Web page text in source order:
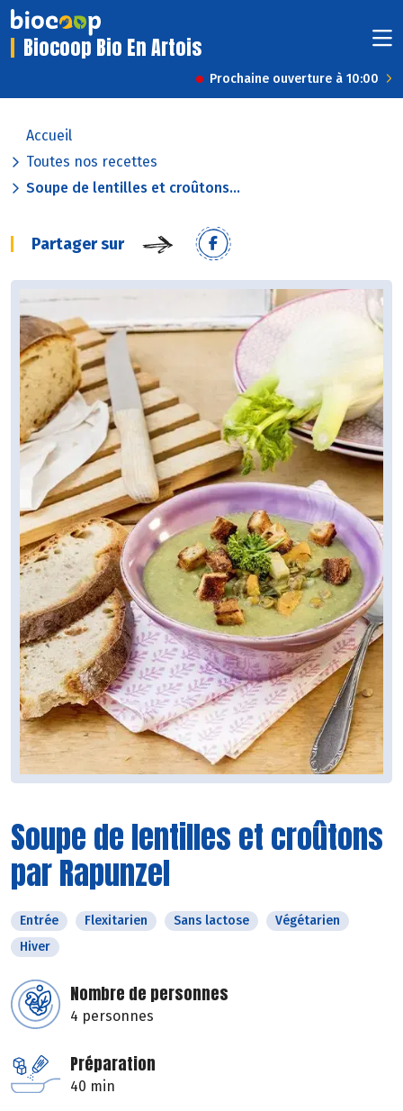
Biocoop Bio En Artois
Prochaine ouverture à 10:00
Accueil
Toutes nos recettes
Soupe de lentilles et croûtons...
Partager sur
Soupe de lentilles et croûtons
par Rapunzel
Entrée Flexitarien Sans lactose
Végétarien
Hiver
Nombre de personnes
4 personnes
Préparation
40 min